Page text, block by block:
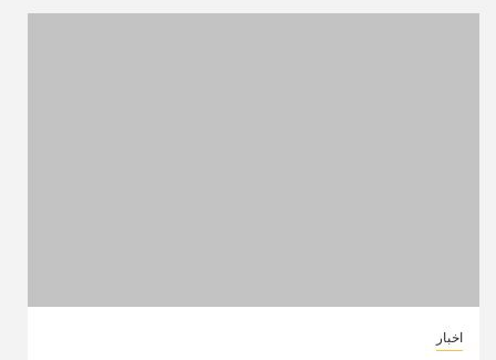
اخبار